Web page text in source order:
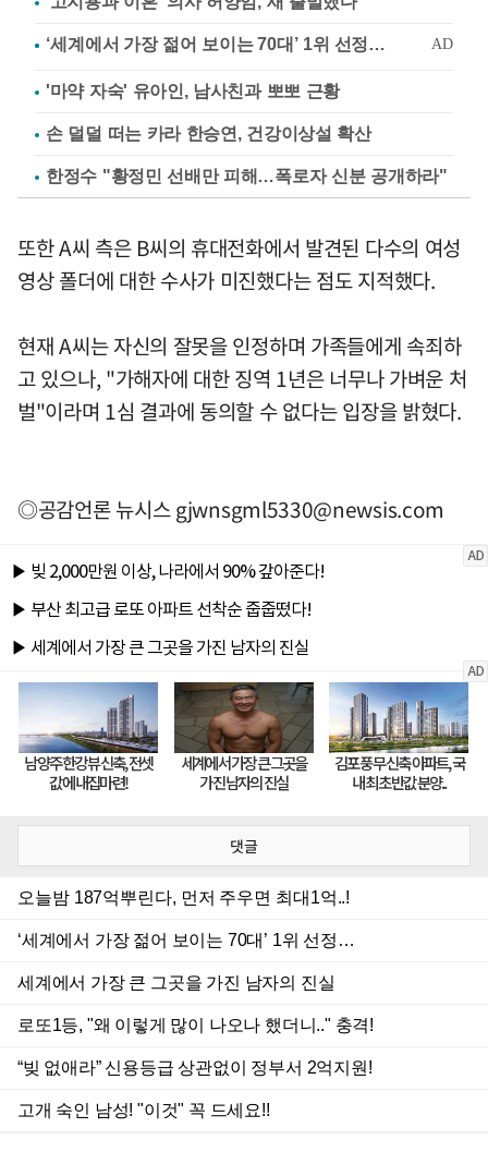
'마약 자숙' 유아인, 남사친과 뽀뽀 근황
손 덜덜 떠는 카라 한승연, 건강이상설 확산
한정수 "황정민 선배만 피해…폭로자 신분 공개하라"
또한 A씨 측은 B씨의 휴대전화에서 발견된 다수의 여성
영상 폴더에 대한 수사가 미진했다는 점도 지적했다.
현재 A씨는 자신의 잘못을 인정하며 가족들에게 속죄하
고 있으나, "가해자에 대한 징역 1년은 너무나 가벼운 처
벌"이라며 1심 결과에 동의할 수 없다는 입장을 밝혔다.
◎공감언론 뉴시스gjwnsgml5330@newsis.com
댓글